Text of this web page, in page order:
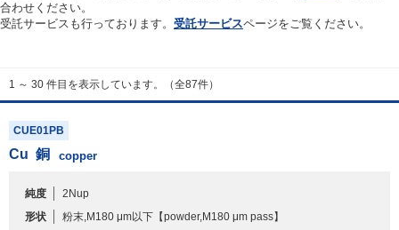
常温常圧で気体であり、弊社では取り扱いしておりません。
放射性元素または人工元素であり、弊社では取り扱いしておりません。
合わせください。
受託サービスも行っております。 受託サービスページをご覧ください。
1 ～ 30 件目を表示しています。（全87件）
CUE01PB
Cu 銅 copper
純度
2Nup
形状
粉末,M180 μm以下 【powder,M180 μm pass】